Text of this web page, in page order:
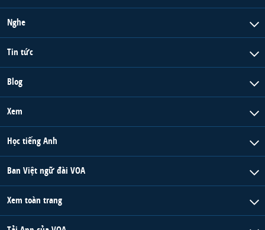
Nghe
Tin tức
Blog
Xem
Học tiếng Anh
Ban Việt ngữ đài VOA
Xem toàn trang